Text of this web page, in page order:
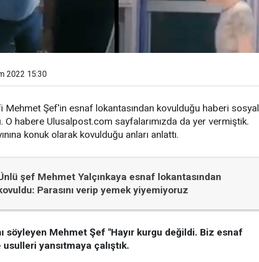
2022 15:30
Mehmet Şef'in esnaf lokantasından kovulduğu haberi sosyal
O habere Ulusalpost.com sayfalarımızda da yer vermiştik.
konuk olarak kovulduğu anları anlattı.
şef Mehmet Yalçınkaya esnaf lokantasından
Parasını verip yemek yiyemiyoruz
söyleyen Mehmet Şef "Hayır kurgu değildi. Biz esnaf
yansıtmaya çalıştık.